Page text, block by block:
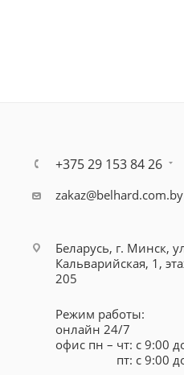
+375 29 153 84 26
zakaz@belhard.com.by
Беларусь, г. Минск,
Кальварийская, 1,
205
Режим работы:
онлайн 24/7
офис пн – чт: с 9:00
пт: с 9:00